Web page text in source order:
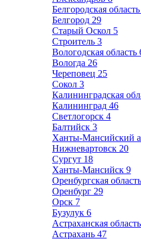
Белгородская область
Белгород 29
Старый Оскол 5
Строитель 3
Вологодская область
Вологда 26
Череповец 25
Сокол 3
Калининградская
Калининград 46
Светлогорск 4
Балтийск 3
Ханты-Мансийский
Нижневартовск 20
Сургут 18
Ханты-Мансийск 9
Оренбургская область
Оренбург 29
Орск 7
Бузулук 6
Астраханская область
Астрахань 47